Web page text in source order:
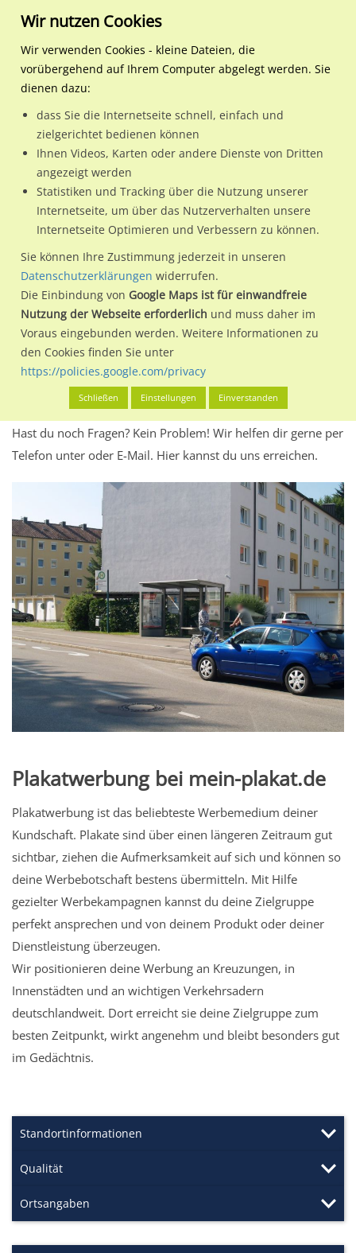
Regionale Plakatwerbung Bayern
Ingolstadt
Feselenstr. 5/We.re.
Feselenstr. 5/We.re.
85053 / Ingolstadt / Augustinviertel
Nutze günstige Werbemöglichkeiten am Standort Feselenstr.
5/We.re.im Ortsteil Augustinviertel)in Ingolstadt.
Wir erheben für jede unserer Werbeflächen individuelle und
aktuelleStandortinformationenundLeistungswerte
kannst du dich schon vor der Buchung im Detail über den
Standort, seine Reichweite und Werbewirkung sowie
eventuelle Beschränkungen in den zugelassenen
Werbeinhalten informieren.
Alles klar? Dann findest du direkt im unteren Teil dieser Seite
Buchungdes Standorts.
Hast du noch Fragen? Kein Problem! Wir helfen dir gerne per
Telefon unter oder E-Mail. Hier kannst du uns erreichen.
Plakatwerbung bei mein-plakat.de
Plakatwerbung ist das beliebteste Werbemedium deiner
Kundschaft. Plakate sind über einen längeren Zeitraum gut
sichtbar, ziehen die Aufmerksamkeit auf sich und können so
deine Werbebotschaft bestens übermitteln. Mit Hilfe
gezielter Werbekampagnen kannst du deine Zielgruppe
perfekt ansprechen und von deinem Produkt oder deiner
Dienstleistung überzeugen.
Wir positionieren deine Werbung an Kreuzungen, in
Innenstädten und an wichtigen Verkehrsadern
deutschlandweit. Dort erreicht sie deine Zielgruppe zum
besten Zeitpunkt, wirkt angenehm und bleibt besonders gut
im Gedächtnis.
Standortinformationen
Qualität
Ortsangaben
Wir nutzen Cookies
Wir verwenden Cookies - kleine Dateien, die
vorübergehend auf Ihrem Computer abgelegt werden. Sie
dienen dazu:
dass Sie die Internetseite schnell, einfach und
zielgerichtet bedienen können
Ihnen Videos, Karten oder andere Dienste von Dritten
angezeigt werden
Statistiken und Tracking über die Nutzung unserer
Internetseite, um über das Nutzerverhalten unsere
Internetseite Optimieren und Verbessern zu können.
Sie können Ihre Zustimmung jederzeit in unseren
Datenschutzerklärungen widerrufen.
Die Einbindung von Google Maps ist für einwandfreie
Nutzung der Webseite erforderlich und muss daher im
Voraus eingebunden werden. Weitere Informationen zu
den Cookies finden Sie unter
https://policies.google.com/privacy
Schließen Einstellungen Einverstanden